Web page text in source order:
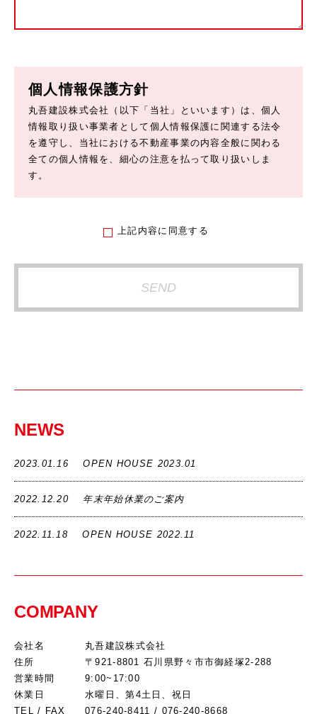
個人情報保護方針
丸吾建設株式会社（以下「当社」といいます）は、個人
情報取り扱い事業者として個人情報保護に関連する法令
を遵守し、当社における不動産事業の内容全般に関わる
全ての個人情報を、細心の注意を払って取り扱いしま
す。
する情報をご提供する目的や当社に対するご意見、ご要
のために利用致します。 それ以外の目的で利用する場合
は個人情報をご提供いただく際に予め目的を明示してお
ホームページではクッキー（Cookie）を利用しておりま
す。クッキー（Cookie）を使用する目的はお客様がホー
ムページを再訪された際に便利にお使い頂くことを目的
本プライバシーポリシーはホームページ内にのみ適用さ
イトでの個人情報保護については一切の責任を負いませ
上記内容に同意する
NEWS
2023.01.16 OPEN HOUSE 2023.01
2022.12.20 年末年始休業のご案内
2022.11.18 OPEN HOUSE 2022.11
COMPANY
会社名
丸吾建設株式会社
住所
〒921-8801 石川県野々市市御経塚2-288
営業時間
9:00~17:00
休業日
水曜日、第4土日、祝日
TEL / FAX
076-240-8411 / 076-240-8668